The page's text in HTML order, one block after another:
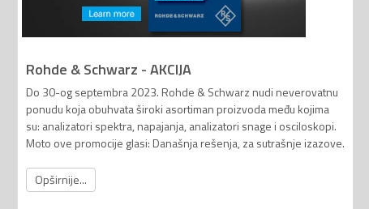
Rohde & Schwarz - AKCIJA
Do 30-og septembra 2023. Rohde & Schwarz nudi neverovatnu
ponudu koja obuhvata široki asortiman proizvoda među kojima
su: analizatori spektra, napajanja, analizatori snage i osciloskopi.
Moto ove promocije glasi: Današnja rešenja, za sutrašnje izazove.
Opširnije...